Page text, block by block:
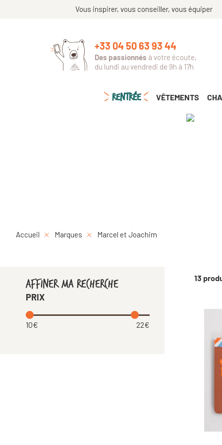
Vous inspirer, vous conseiller, vous équiper
+33 04 50 63 93 44
Des passionnés à votre écoute,
du lundi au vendredi de 9h à 17h
RENTRÉE VÊTEMENTS
Accueil Marques Marcel et Joachim
AFFINER MA RECHERCHE
PRIX
10€ 22€
13